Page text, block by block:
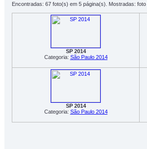
Encontradas: 67 foto(s) em 5 página(s). Mostradas: foto
SP 2014
Categoria: São Paulo 2014
SP 2014
Categoria: São Paulo 2014